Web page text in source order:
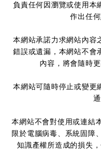
負責任何因瀏覽或使用本
作出任何
本網站承諾力求網站內容
錯誤或遺漏，本網站不會
內容，將會隨時
本網站可隨時停止或變更
本網站不會對使用或連結
限於電腦病毒、系統固障
知識產權所造成的損失